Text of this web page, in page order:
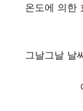
온도에 의한
그날그날 날